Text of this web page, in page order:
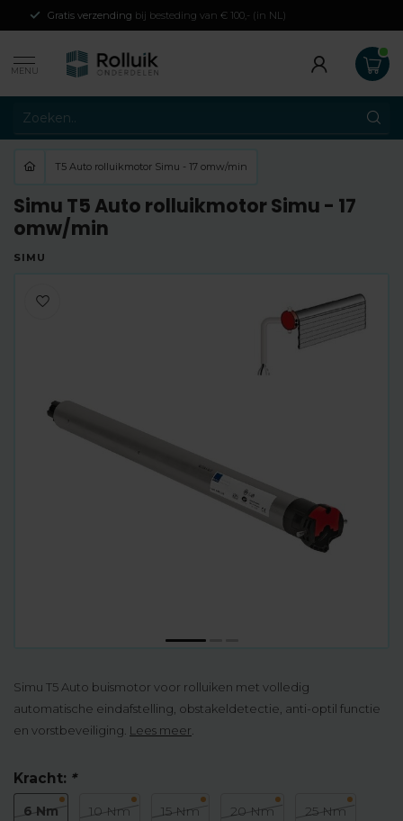
Gratis verzending bij besteding van € 100,- (in NL)
MENU
T5 Auto rolluikmotor Simu - 17 omw/min
Simu T5 Auto rolluikmotor Simu - 17
omw/min
SIMU
Simu T5 Auto buismotor voor rolluiken met volledig
automatische eindafstelling, obstakeldetectie, anti-optil functie
en vorstbeveiliging. Lees meer
Kracht: *
6 Nm 10 Nm 15 Nm 20 Nm 25 Nm